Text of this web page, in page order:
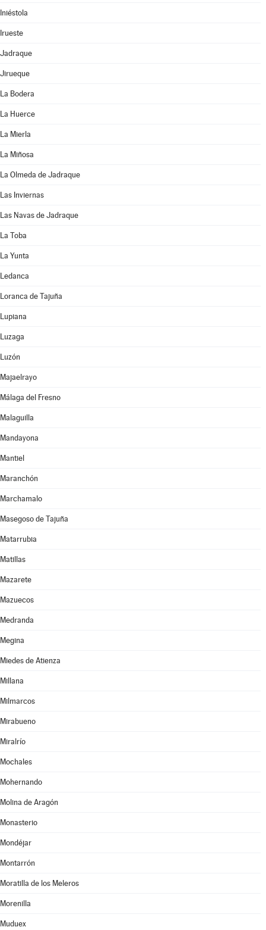
Iniéstola
Irueste
Jadraque
Jirueque
La Bodera
La Huerce
La Mierla
La Miñosa
La Olmeda de Jadraque
Las Inviernas
Las Navas de Jadraque
La Toba
La Yunta
Ledanca
Loranca de Tajuña
Lupiana
Luzaga
Luzón
Majaelrayo
Málaga del Fresno
Malaguilla
Mandayona
Mantiel
Maranchón
Marchamalo
Masegoso de Tajuña
Matarrubia
Matillas
Mazarete
Mazuecos
Medranda
Megina
Miedes de Atienza
Millana
Milmarcos
Mirabueno
Miralrío
Mochales
Mohernando
Molina de Aragón
Monasterio
Mondéjar
Montarrón
Moratilla de los Meleros
Morenilla
Muduex